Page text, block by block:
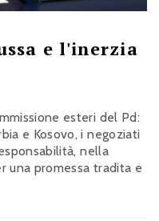
e l'inerzia
esteri del Pd:
e Kosovo, i negoziati
nella
una promessa tradita e